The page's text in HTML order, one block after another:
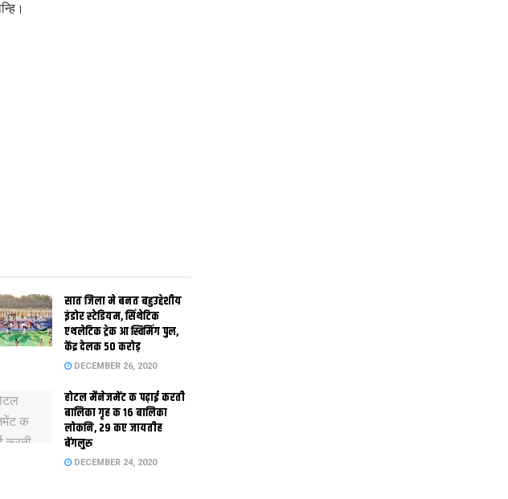
सात जिला मे बनत बहुउद्देशीय
इंडोर स्‍टेडि‍यम, सिंथेटिक
एथलेटिक ट्रेक आ स्विमिंग पुल,
केंद्र देलक 50 करोड़
DECEMBER 26, 2020
होटल मैनेजमेंट क पढ़ाई करती
बालिका गृह क 16 बालिका
लोकनि, 29 कए जायतीह
बेंगलुरु
DECEMBER 24, 2020